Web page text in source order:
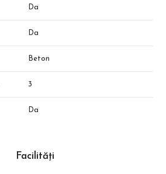
Da
Da
Beton
3
Da
Facilități